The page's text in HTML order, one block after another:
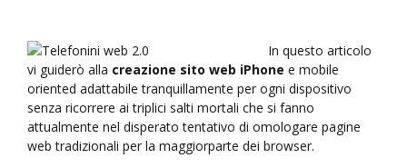
In questo articolo
vi guiderò alla creazione sito web iPhone e mobile
oriented adattabile tranquillamente per ogni dispositivo
senza ricorrere ai triplici salti mortali che si fanno
attualmente nel disperato tentativo di omologare pagine
web tradizionali per la maggiorparte dei browser.